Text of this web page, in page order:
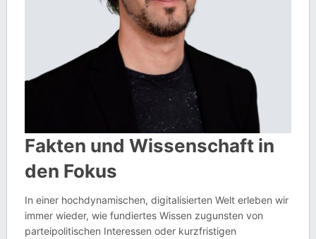
Fakten und Wissenschaft in
den Fokus
In einer hochdynamischen, digitalisierten Welt erleben wir
immer wieder, wie fundiertes Wissen zugunsten von
parteipolitischen Interessen oder kurzfristigen